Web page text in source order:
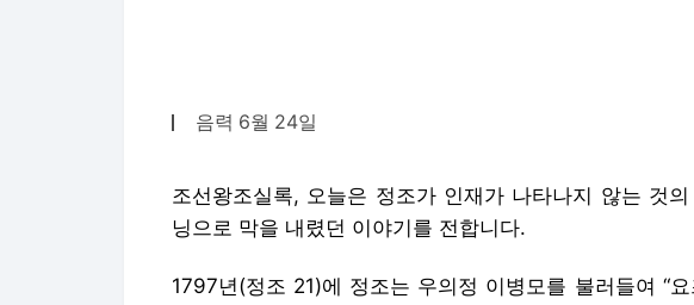
음력 6월 24일
조선왕조실록, 오늘은 정조가 인재가 나타나지 않는 것
닝으로 막을 내렸던 이야기를 전합니다.
1797년(정조 21)에 정조는 우의정 이병모를 불러들여 “